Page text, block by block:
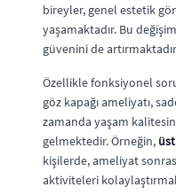
bireyler, genel estetik
yaşamaktadır. Bu
güvenini de
Özellikle fonksiyonel
göz kapağı ameliyatı,
zamanda yaşam
gelmektedir. Örneğin,
kişilerde, ameliyat
aktiviteleri